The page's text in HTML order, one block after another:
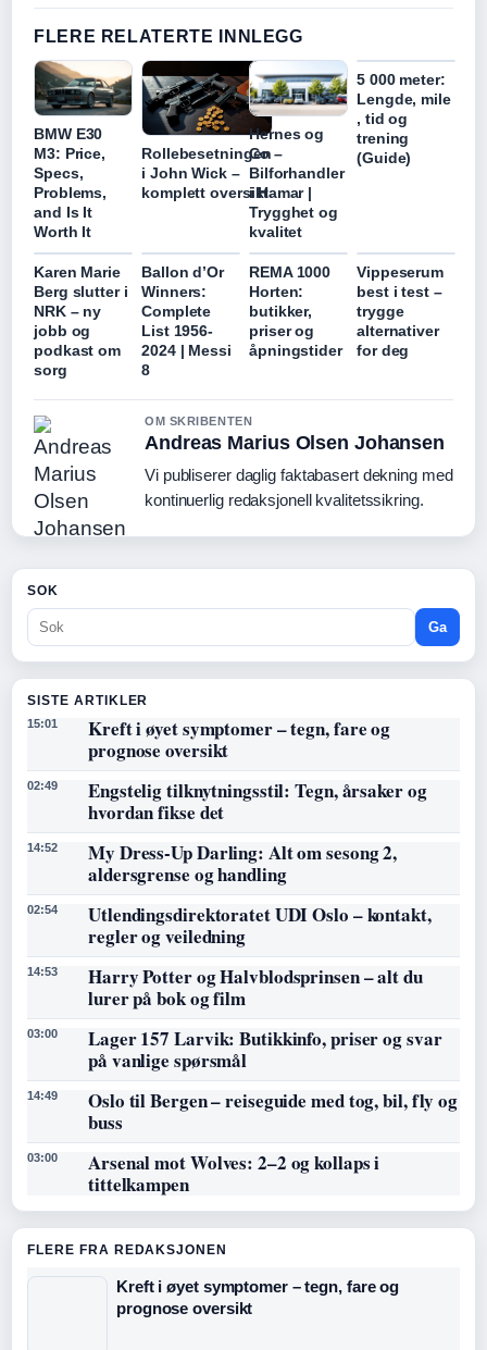
FLERE RELATERTE INNLEGG
BMW E30
M3: Price,
Specs,
Problems,
and Is It
Worth It
Rollebesetningen
i John Wick –
komplett oversikt
Hernes og
Co –
Bilforhandler
i Hamar |
Trygghet og
kvalitet
5 000 meter:
Lengde, mile
, tid og
trening
(Guide)
Karen Marie
Berg slutter i
NRK – ny
jobb og
podkast om
sorg
Ballon d’Or
Winners:
Complete
List 1956-
2024 | Messi
8
REMA 1000
Horten:
butikker,
priser og
åpningstider
Vippeserum
best i test –
trygge
alternativer
for deg
OM SKRIBENTEN
Andreas Marius Olsen Johansen
Vi publiserer daglig faktabasert dekning med
kontinuerlig redaksjonell kvalitetssikring.
SOK
Ga
SISTE ARTIKLER
15:01
Kreft i øyet symptomer – tegn, fare og
prognose oversikt
02:49
Engstelig tilknytningsstil: Tegn, årsaker og
hvordan fikse det
14:52
My Dress-Up Darling: Alt om sesong 2,
aldersgrense og handling
02:54
Utlendingsdirektoratet UDI Oslo – kontakt,
regler og veiledning
14:53
Harry Potter og Halvblodsprinsen – alt du
lurer på bok og film
03:00
Lager 157 Larvik: Butikkinfo, priser og svar
på vanlige spørsmål
14:49
Oslo til Bergen – reiseguide med tog, bil, fly og
buss
03:00
Arsenal mot Wolves: 2–2 og kollaps i
tittelkampen
FLERE FRA REDAKSJONEN
Kreft i øyet symptomer – tegn, fare og
prognose oversikt